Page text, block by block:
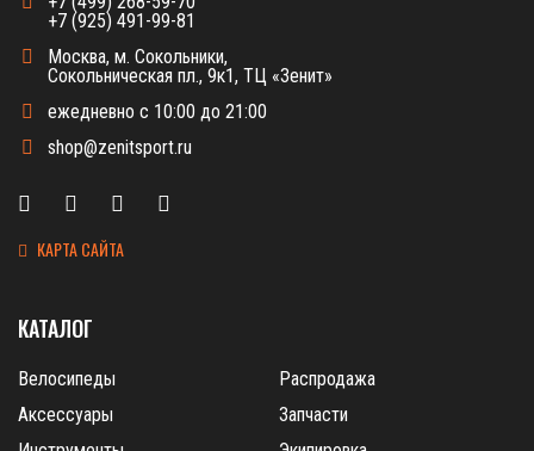
+7 (925) 491-99-81
Москва, м. Сокольники,
Сокольническая пл., 9к1, ТЦ «Зенит»
ежедневно с 10:00 до 21:00
shop@zenitsport.ru
КАРТА САЙТА
КАТАЛОГ
Велосипеды
Распродажа
Аксессуары
Запчасти